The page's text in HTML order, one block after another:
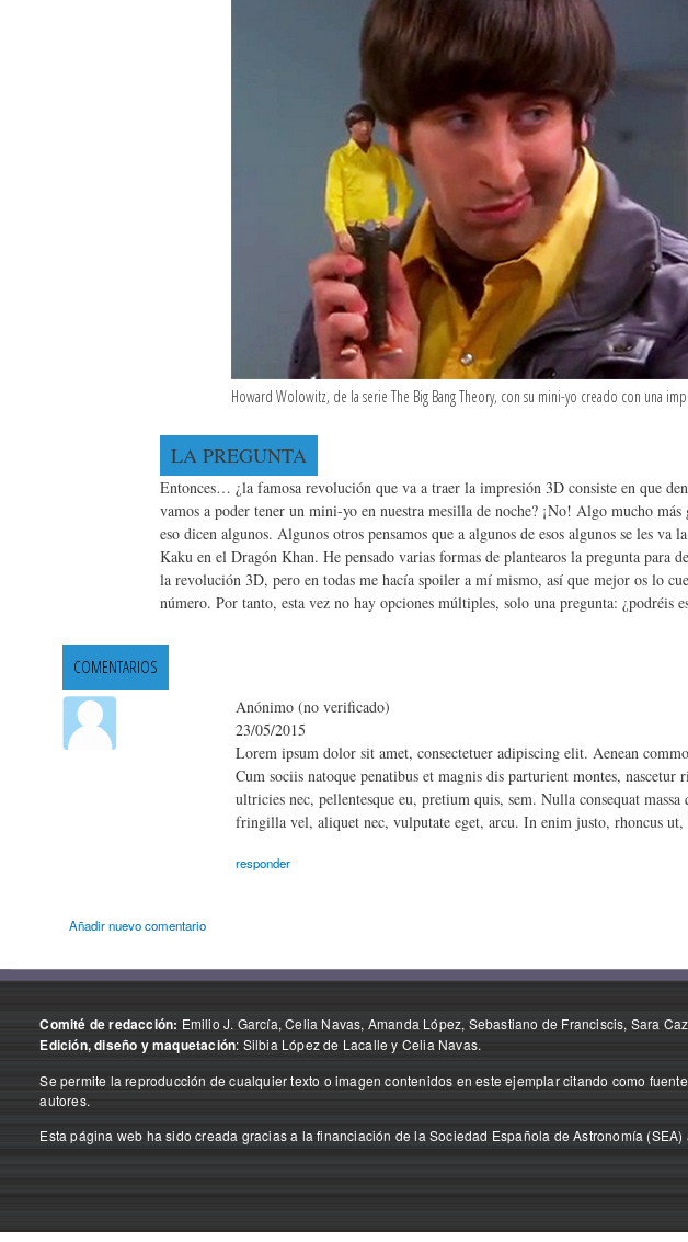
Howard Wolowitz, de la serie The Big Bang Theory, con su mini-yo creado con una
LA PREGUNTA
Entonces… ¿la famosa revolución que va a traer la impresión 3D consiste en que
vamos a poder tener un mini-yo en nuestra mesilla de noche? ¡No! Algo mucho
eso dicen algunos. Algunos otros pensamos que a algunos de esos algunos se les va
Kaku en el Dragón Khan. He pensado varias formas de plantearos la pregunta para
la revolución 3D, pero en todas me hacía spoiler a mí mismo, así que mejor os lo
número. Por tanto, esta vez no hay opciones múltiples, solo una pregunta: ¿podréis
COMENTARIOS
Anónimo (no verificado)
23/05/2015
Lorem ipsum dolor sit amet, consectetuer adipiscing elit. Aenean
Cum sociis natoque penatibus et magnis dis parturient montes, nascetur
ultricies nec, pellentesque eu, pretium quis, sem. Nulla consequat
fringilla vel, aliquet nec, vulputate eget, arcu. In enim justo, rhoncus
responder
Añadir nuevo comentario
Comité de redacción: Emilio J. García, Celia Navas, Amanda López, Sebastiano de Franciscis, Sara
Edición, diseño y maquetación: Silbia López de Lacalle y Celia Navas.
Se permite la reproducción de cualquier texto o imagen contenidos en este ejemplar citando como
autores.
Esta página web ha sido creada gracias a la financiación de la Sociedad Española de Astronomía